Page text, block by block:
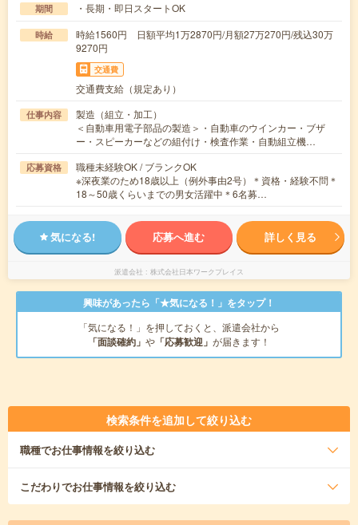
期間 ・長期・即日スタートOK
時給
時給1560円 日額平均1万2870円/月額27万270円/残込30万
9270円
交通費
交通費支給（規定あり）
仕事内容
製造（組立・加工）
＜自動車用電子部品の製造＞・自動車のウインカー・ブザ
ー・スピーカーなどの組付け・検査作業・自動組立機…
応募資格
職種未経験OK / ブランクOK
※深夜業のため18歳以上（例外事由2号）＊資格・経験不問＊
18～50歳くらいまでの男女活躍中＊6名募…
気になる! 応募へ進む 詳しく見る
派遣会社 株式会社日本ワークプレイス
興味があったら「★気になる！」をタップ！
「気になる！」を押しておくと、派遣会社から
「面談確約」 や 「応募歓迎」 が届きます！
検索条件を追加して絞り込む
職種でお仕事情報を絞り込む
こだわりでお仕事情報を絞り込む